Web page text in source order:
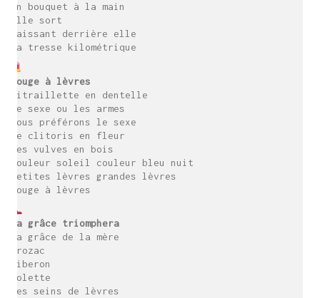
un bouquet à la main
elle sort
laissant derrière elle
sa tresse kilométrique
Rouge à lèvres
Mitraillette en dentelle
le sexe ou les armes
nous préférons le sexe
le clitoris en fleur
des vulves en bois
couleur soleil couleur bleu nuit
petites lèvres grandes lèvres
rouge à lèvres
La grâce triomphera
La grâce de la mère
Prozac
biberon
lolette
des seins de lèvres